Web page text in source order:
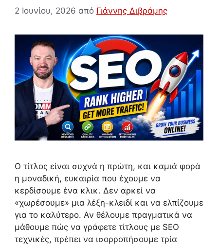
2 Ιουνίου, 2026 από Γιάννης Διβράμης
Ο τίτλος είναι συχνά η πρώτη, και καμιά φορά
η μοναδική, ευκαιρία που έχουμε να
κερδίσουμε ένα κλικ. Δεν αρκεί να
«χωρέσουμε» μια λέξη-κλειδί και να ελπίζουμε
για το καλύτερο. Αν θέλουμε πραγματικά να
μάθουμε πώς να γράφετε τίτλους με SEO
τεχνικές, πρέπει να ισορροπήσουμε τρία